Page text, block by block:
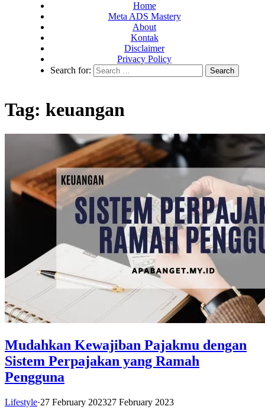
Home
Meta ADS Mastery
About
Kontak
Disclaimer
Privacy Policy
Search for:
Tag: keuangan
Mudahkan Kewajiban Pajakmu dengan
Sistem Perpajakan yang Ramah
Pengguna
Lifestyle·27 February 202327 February 2023